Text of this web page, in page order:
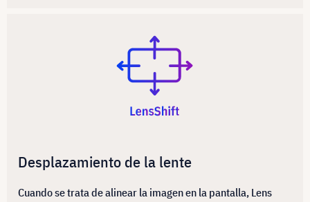
Desplazamiento de la lente
Cuando se trata de alinear la imagen en la pantalla, Lens